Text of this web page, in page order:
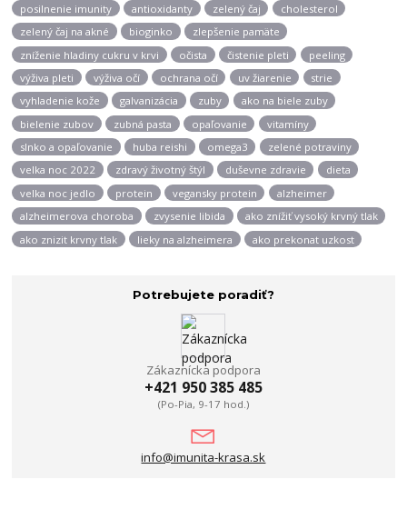
posilnenie imunity
antioxidanty zelený čaj
cholesterol
zelený čaj na akné
bioginko
zlepšenie pamäte
zníženie hladiny cukru v krvi
očista čistenie pleti
peeling
výživa pleti
výživa očí ochrana očí uv žiarenie
strie
vyhladenie kože
galvanizácia zuby
ako na biele zuby
bielenie zubov
zubná pasta opaľovanie
vitamíny
slnko a opaľovanie
huba reishi omega3
zelené potraviny
velka noc 2022
zdravý životný štýl duševne zdravie
dieta
velka noc jedlo
protein vegansky protein
alzheimer
alzheimerova choroba
zvysenie libida
ako znížiť vysoký krvný tlak
ako znizit krvny tlak
lieky na alzheimera ako prekonat uzkost
Potrebujete poradiť?
Zákaznícka podpora
+421 950 385 485
(Po-Pia, 9-17 hod.)
info@imunita-krasa.sk